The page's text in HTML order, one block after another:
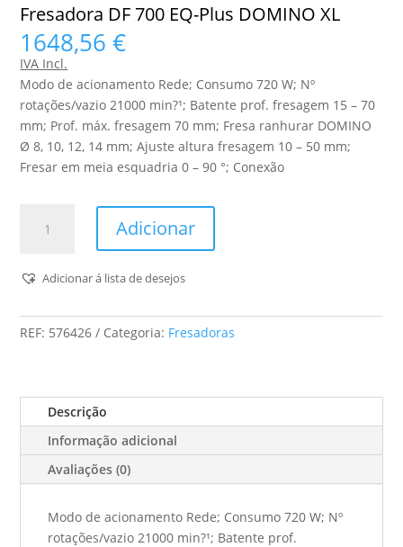
Fresadora DF 700 EQ-Plus DOMINO XL
1648,56€
IVA Incl.
Modo de acionamento Rede; Consumo 720 W; Nº
rotações/vazio 21000 min?¹; Batente prof. fresagem 15 – 70
mm; Prof. máx. fresagem 70 mm; Fresa ranhurar DOMINO
Ø 8, 10, 12, 14 mm; Ajuste altura fresagem 10 – 50 mm;
Fresar em meia esquadria 0 – 90 °; Conexão
DF
EQ-
Plus
Adicionar
Adicionar á lista de desejos
REF: 576426 Categoria: Fresadoras
Descrição
Informação adicional
Avaliações (0)
Modo de acionamento Rede; Consumo 720 W; Nº
rotações/vazio 21000 min?¹; Batente prof.